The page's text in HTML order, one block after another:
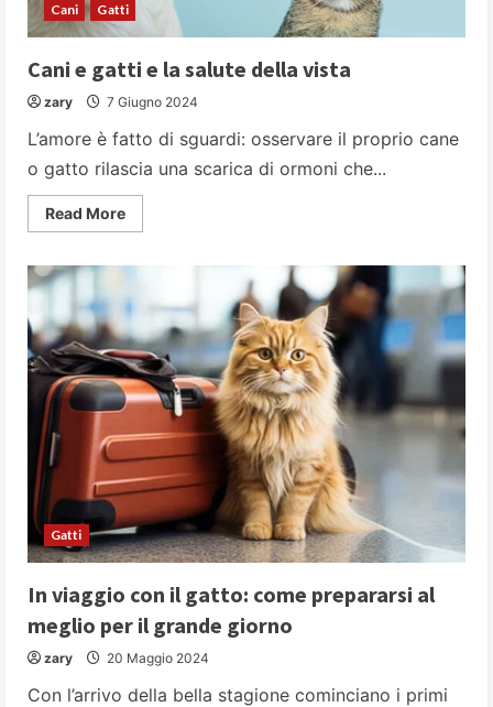
Cani Gatti
Cani e gatti e la salute della vista
zary 7 Giugno 2024
L’amore è fatto di sguardi: osservare il proprio cane
o gatto rilascia una scarica di ormoni che...
Read MoreRead
more
e
la
salute
della
vista
Gatti
In viaggio con il gatto: come prepararsi al
meglio per il grande giorno
zary 20 Maggio 2024
Con l’arrivo della bella stagione cominciano i primi